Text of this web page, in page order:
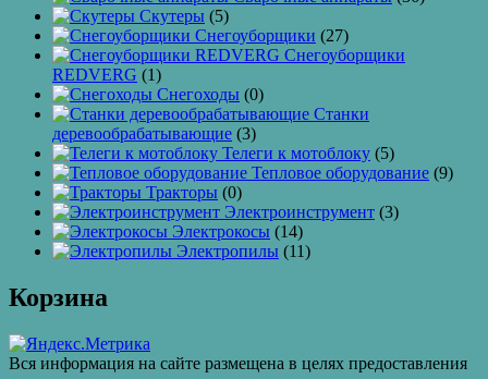
Скутеры (5)
Снегоуборщики (27)
Снегоуборщики
REDVERG (1)
Снегоходы (0)
Станки
деревообрабатывающие (3)
Телеги к мотоблоку (5)
Тепловое оборудование (9)
Тракторы (0)
Электроинструмент (3)
Электрокосы (14)
Электропилы (11)
Корзина
Вся информация на сайте размещена в целях предоставления